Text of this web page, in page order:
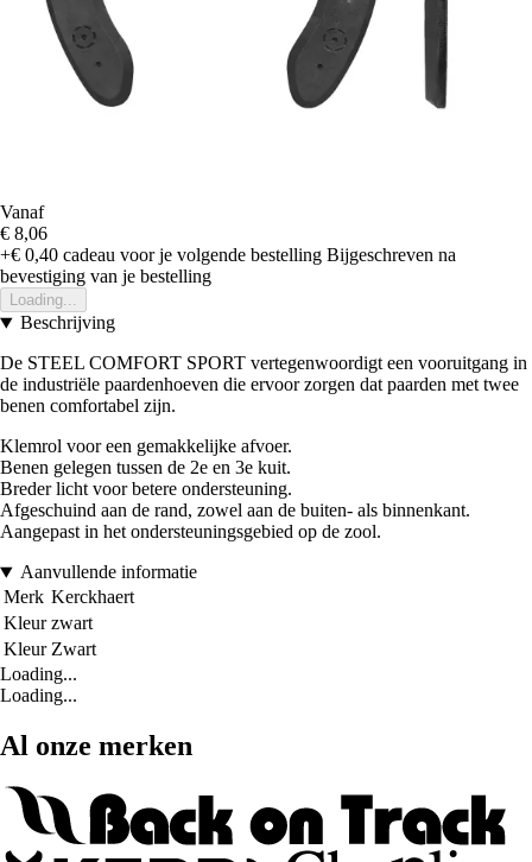
Vanaf
€ 8,06
+€ 0,40 cadeau voor je volgende bestelling Bijgeschreven na
bevestiging van je bestelling
Loading...
Beschrijving
De STEEL COMFORT SPORT vertegenwoordigt een vooruitgang in
de industriële paardenhoeven die ervoor zorgen dat paarden met twee
benen comfortabel zijn.
Klemrol voor een gemakkelijke afvoer.
Benen gelegen tussen de 2e en 3e kuit.
Breder licht voor betere ondersteuning.
Afgeschuind aan de rand, zowel aan de buiten- als binnenkant.
Aangepast in het ondersteuningsgebied op de zool.
Aanvullende informatie
Merk Kerckhaert
Kleur zwart
Kleur Zwart
Loading...
Loading...
Al onze merken